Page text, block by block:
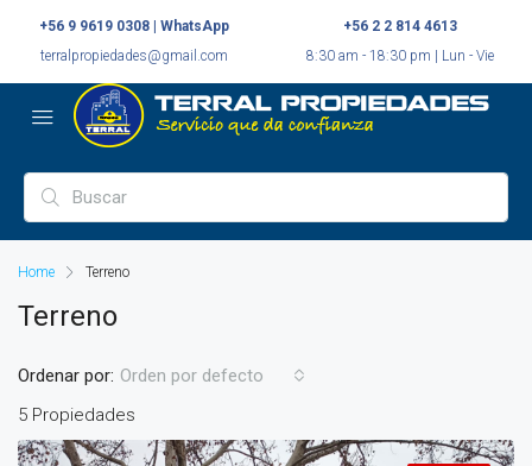
+56 9 9619 0308 | WhatsApp
terralpropiedades@gmail.com
+56 2 2 814 4613
8:30 am - 18:30 pm | Lun - Vie
Home Terreno
Terreno
5 Propiedades
Ordenar por: Orden por defecto